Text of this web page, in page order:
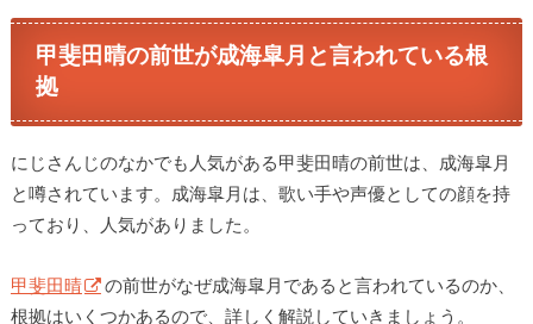
甲斐田晴の前世が成海皐月と言われている根
拠
にじさんじのなかでも人気がある甲斐田晴の前世は、成海皐月
と噂されています。成海皐月は、歌い手や声優としての顔を持
っており、人気がありました。
甲斐田晴
の前世がなぜ成海皐月であると言われているのか、
根拠はいくつかあるので、詳しく解説していきましょう。